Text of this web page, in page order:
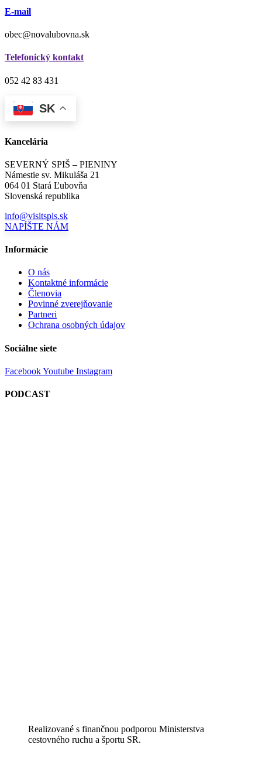
E-mail
obec@novalubovna.sk
Telefonický kontakt
052 42 83 431
SK
Kancelária
SEVERNÝ SPIŠ – PIENINY
Námestie sv. Mikuláša 21
064 01 Stará Ľubovňa
Slovenská republika
info@visitspis.sk
NAPÍŠTE NÁM
Informácie
O nás
Kontaktné informácie
Členovia
Povinné zverejňovanie
Partneri
Ochrana osobných údajov
Sociálne siete
FacebookYoutube Instagram
PODCAST
Realizované s finančnou podporou Ministerstva
cestovného ruchu a športu SR.